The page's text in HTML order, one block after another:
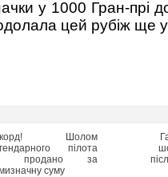
у 1000 Гран-прі
цей рубіж ще
Шолом
пілота
продано за
суму